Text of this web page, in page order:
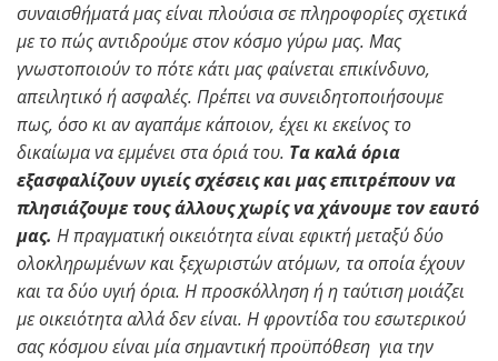
συναισθήματά μας είναι πλούσια σε πληροφορίες σχετικά
με το πώς αντιδρούμε στον κόσμο γύρω μας. Μας
γνωστοποιούν το πότε κάτι μας φαίνεται επικίνδυνο,
απειλητικό ή ασφαλές. Πρέπει να συνειδητοποιήσουμε
πως, όσο κι αν αγαπάμε κάποιον, έχει κι εκείνος το
δικαίωμα να εμμένει στα όριά του. Τα καλά όρια
εξασφαλίζουν υγιείς σχέσεις κaι μας επιτρέπουν να
πλησιάζουμε τους άλλους χωρίς να χάνουμε τον εαυτό
μας. Η πραγματική οικειότητα είναι εφικτή μεταξύ δύο
ολοκληρωμένων και ξεχωριστών ατόμων, τα οποία έχουν
και τα δύο υγιή όρια. Η προσκόλληση ή η ταύτιση μοιάζει
με οικειότητα αλλά δεν είναι. Η φροντίδα του εσωτερικού
σας κόσμου είναι μία σημαντική προϋπόθεση για την